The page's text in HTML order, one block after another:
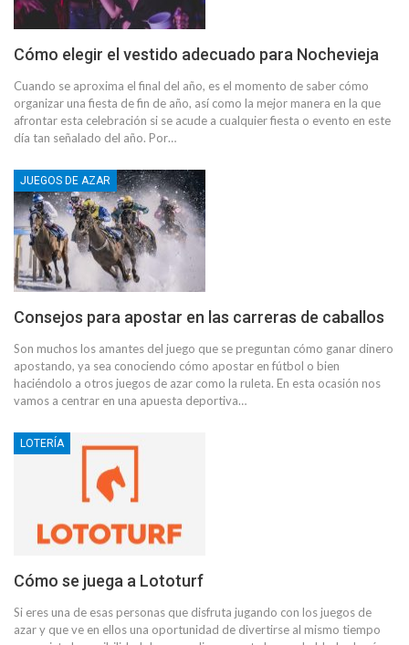
Cómo elegir el vestido adecuado para Nochevieja
Cuando se aproxima el final del año, es el momento de saber cómo
organizar una fiesta de fin de año, así como la mejor manera en la que
afrontar esta celebración si se acude a cualquier fiesta o evento en este
día tan señalado del año. Por…
JUEGOS DE AZAR
Consejos para apostar en las carreras de caballos
Son muchos los amantes del juego que se preguntan cómo ganar dinero
apostando, ya sea conociendo cómo apostar en fútbol o bien
haciéndolo a otros juegos de azar como la ruleta. En esta ocasión nos
vamos a centrar en una apuesta deportiva…
LOTERÍA
Cómo se juega a Lototurf
Si eres una de esas personas que disfruta jugando con los juegos de
azar y que ve en ellos una oportunidad de divertirse al mismo tiempo